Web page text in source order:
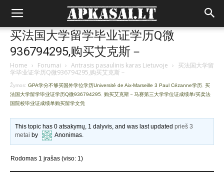
买法国大学留学毕业证学历Q微
936794295,购买艾克斯－
Home › Forumai › Antrasis pasaulinis karas Lietuvoje › 买法国大学留
学毕业证学历Q微936794295,购买艾克斯－
Žymos: GPA学分不够买国外学位学历Université de Aix-Marseille 3 Paul Cézanne学历 买
法国大学留学毕业证学历Q微936794295
购买艾克斯－马赛第三大学学位证成绩单/买卖法
国院校毕业证成绩单购买留学文凭
This topic has 0 atsakymų, 1 dalyvis, and was last updatedprieš 3
metai by Anonimas.
Rodomas 1 įrašas (viso: 1)